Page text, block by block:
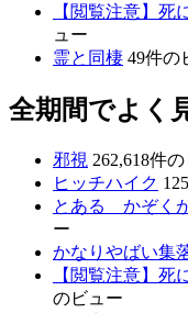
【閲覧注意】死
ュー
霊と同棲 49件の
全期間でよく
邪視 262,618件
ヒッチハイク
とある かぞく
ー
かなりやばい集
【閲覧注意】死
のビュー